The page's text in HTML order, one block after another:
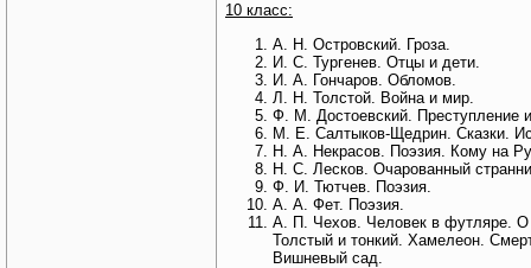
10 класс:
А. Н. Островский. Гроза.
И. С. Тургенев. Отцы и дети.
И. А. Гончаров. Обломов.
Л. Н. Толстой. Война и мир.
Ф. М. Достоевский. Преступление
М. Е. Салтыков-Щедрин. Сказки.
Н. А. Некрасов. Поэзия. Кому на
Н. С. Лесков. Очарованный
Ф. И. Тютчев. Поэзия.
А. А. Фет. Поэзия.
А. П. Чехов. Человек в футляре.
Толстый и тонкий. Хамелеон.
Вишневый сад.